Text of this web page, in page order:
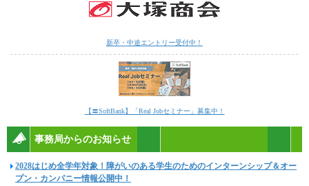
新卒・中途エントリー受付中！
【〓SoftBank】「Real Jobセミナー」募集中！
事務局からのお知らせ
2028はじめ全学年対象！障がいのある学生のためのインターンシップ＆オー
プン・カンパニー情報公開中！